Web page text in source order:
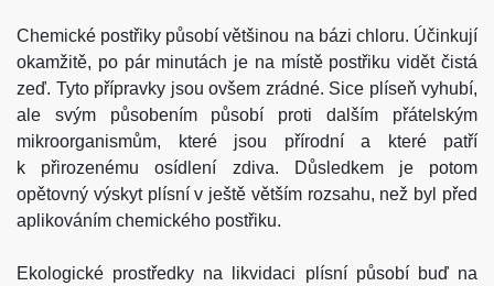
Chemické postřiky působí většinou na bázi chloru. Účinkují
okamžitě, po pár minutách je na místě postřiku vidět čistá
zeď. Tyto přípravky jsou ovšem zrádné. Sice plíseň vyhubí,
ale svým působením působí proti dalším přátelským
mikroorganismům, které jsou přírodní a které patří
k přirozenému osídlení zdiva. Důsledkem je potom
opětovný výskyt plísní v ještě větším rozsahu, než byl před
aplikováním chemického postřiku.
Ekologické prostředky na likvidaci plísní působí buď na